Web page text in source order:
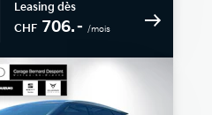
Leasing dès
CHF 706.– /mois